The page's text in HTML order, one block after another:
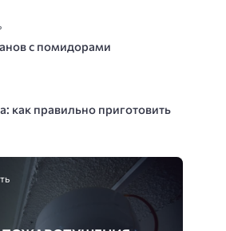
с помидорами
как правильно приготовить